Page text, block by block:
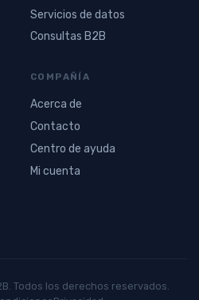
Servicios de datos
Consultas B2B
COMPAÑÍA
Acerca de
Contacto
Centro de ayuda
Mi cuenta
Todos los derechos reservados.